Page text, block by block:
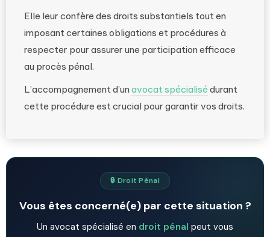
Elle leur confère des droits substantiels tout en
imposant certaines obligations et procédures à
respecter pour assurer une participation efficace
au procès pénal.
L’accompagnement d’un avocat spécialisé durant
cette procédure est crucial pour garantir vos droits.
🔒 Droit Pénal
Vous êtes concerné(e) par cette situation ?
Un avocat spécialisé en droit pénal peut vous